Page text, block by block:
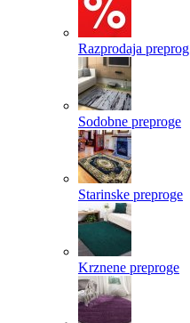
Razprodaja preprog
Sodobne preproge
Starinske preproge
Krznene preproge